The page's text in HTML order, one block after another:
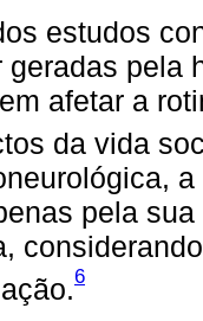
estudos
geradas pela
afetar a
da vida
pela
6